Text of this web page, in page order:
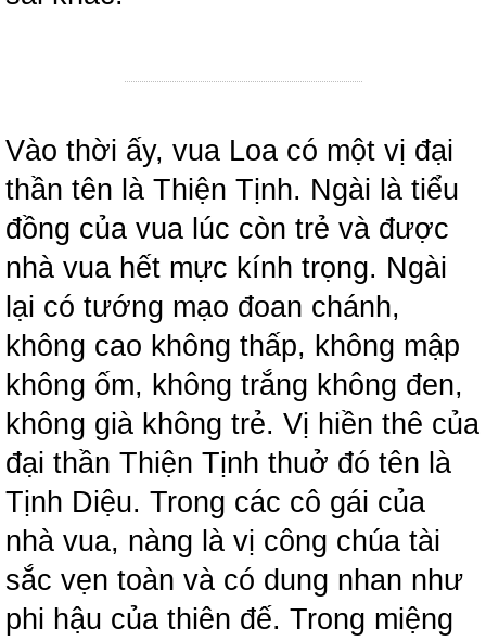
Vào thời ấy, vua Loa có một vị đại
thần tên là Thiện Tịnh. Ngài là tiểu
đồng của vua lúc còn trẻ và được
nhà vua hết mực kính trọng. Ngài
lại có tướng mạo đoan chánh,
không cao không thấp, không mập
không ốm, không trắng không đen,
không già không trẻ. Vị hiền thê của
đại thần Thiện Tịnh thuở đó tên là
Tịnh Diệu. Trong các cô gái của
nhà vua, nàng là vị công chúa tài
sắc vẹn toàn và có dung nhan như
phi hậu của thiên đế. Trong miệng